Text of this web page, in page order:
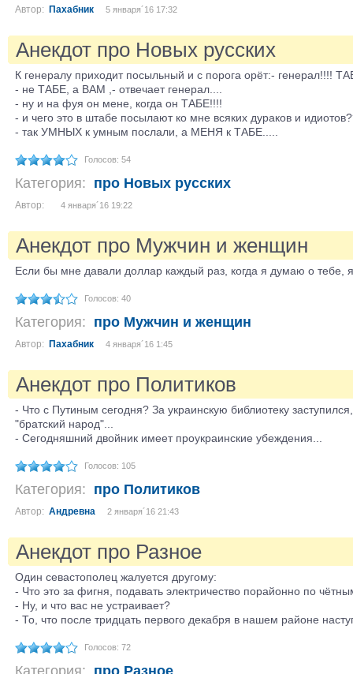
Автор: Пахабник 5 января´16 17:32
Анекдот про Новых русских
К генералу приходит посыльный и с порога орёт:- генерал!!!!
- не ТАБЕ, а ВАМ ,- отвечает генерал....
- ну и на фуя он мене, когда он ТАБЕ!!!!
- и чего это в штабе посылают ко мне всяких дураков и
- так УМНЫХ к умным послали, а МЕНЯ к ТАБЕ.....
Голосов: 54
Категория: про Новых русских
Автор: 4 января´16 19:22
Анекдот про Мужчин и женщин
Если бы мне давали доллар каждый раз, когда я думаю о тебе,
Голосов: 40
Категория: про Мужчин и женщин
Автор: Пахабник 4 января´16 1:45
Анекдот про Политиков
- Что с Путиным сегодня? За украинскую библиотеку
"братский народ"...
- Сегодняшний двойник имеет проукраинские убеждения...
Голосов: 105
Категория: про Политиков
Автор: Андревна 2 января´16 21:43
Анекдот про Разное
Один севастополец жалуется другому:
- Что это за фигня, подавать электричество порайонно по
- Ну, и что вас не устраивает?
- То, что после тридцать первого декабря в нашем районе
Голосов: 72
Категория: про Разное